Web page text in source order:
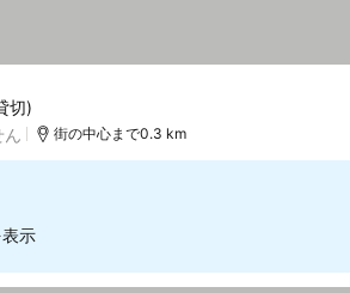
切)
ん 街の中心まで0.3 km
示